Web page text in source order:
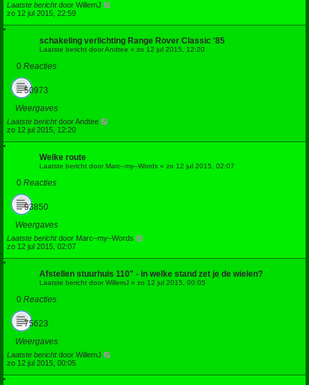
Laatste berichtdoor WillemJ
zo 12 jul 2015, 22:59
schakeling verlichting Range Rover Classic '85
Laatste bericht doorAndtee « zo 12 jul 2015, 12:20
0 Reacties
50973
Weergaves
Laatste berichtdoorAndtee
zo 12 jul 2015, 12:20
Welke route
Laatste bericht doorMarc–my–Words « zo 12 jul 2015, 02:07
0 Reacties
93850
Weergaves
Laatste berichtdoor Marc–my–Words
zo 12 jul 2015, 02:07
Afstellen stuurhuis 110" - in welke stand zet je de wielen?
Laatste bericht doorWillemJ « zo 12 jul 2015, 00:05
0 Reacties
75623
Weergaves
Laatste berichtdoor WillemJ
zo 12 jul 2015, 00:05